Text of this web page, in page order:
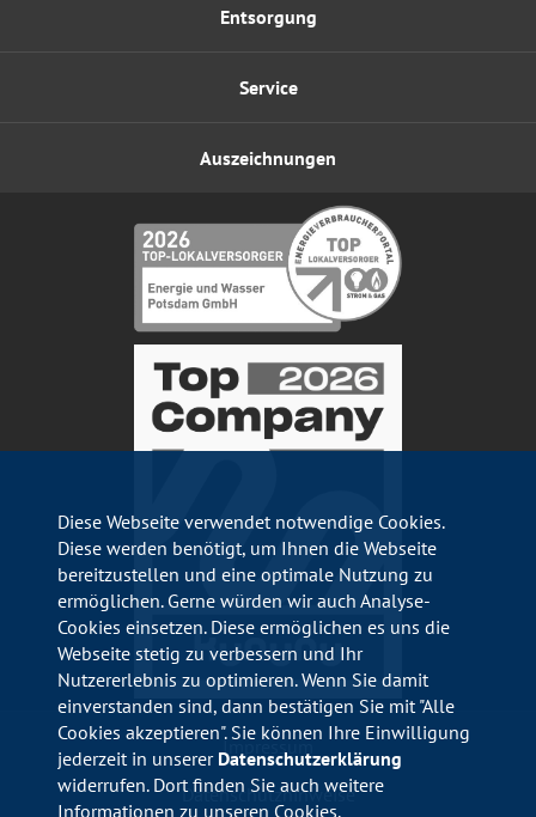
Entsorgung
Service
Auszeichnungen
Impressum
Datenschutzhinweise
Diese Webseite verwendet notwendige Cookies.
Diese werden benötigt, um Ihnen die Webseite
bereitzustellen und eine optimale Nutzung zu
ermöglichen. Gerne würden wir auch Analyse-
Cookies einsetzen. Diese ermöglichen es uns die
Webseite stetig zu verbessern und Ihr
Nutzererlebnis zu optimieren. Wenn Sie damit
einverstanden sind, dann bestätigen Sie mit "Alle
Cookies akzeptieren". Sie können Ihre Einwilligung
jederzeit in unserer Datenschutzerklärung
widerrufen. Dort finden Sie auch weitere
Informationen zu unseren Cookies.